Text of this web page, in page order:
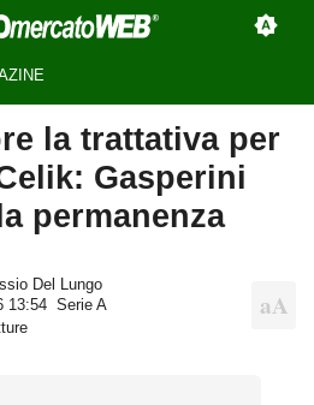
la trattativa per
Gasperini
permanenza
Del Lungo
13:54
Serie A